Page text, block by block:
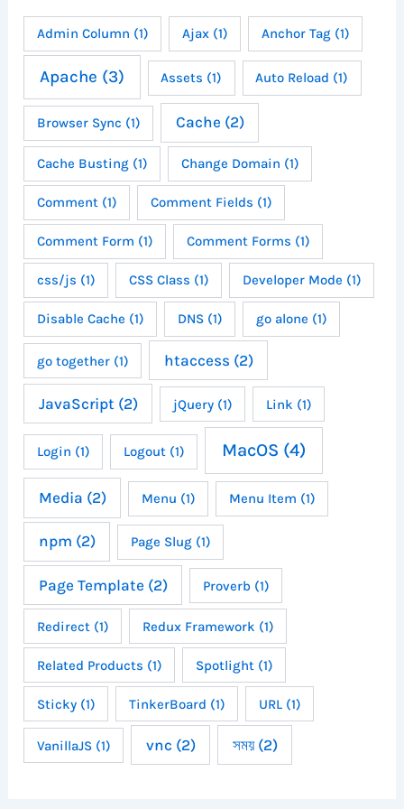
Admin Column (1) Ajax(1) Anchor Tag(1)
Apache (3) Assets (1) Auto Reload (1)
Browser Sync (1) Cache (2)
Cache Busting(1) Change Domain (1)
Comment(1) Comment Fields (1)
Comment Form (1) Comment Forms (1)
css/js (1) CSS Class (1) Developer Mode (1)
Disable Cache (1) DNS(1) go alone (1)
go together(1) htaccess (2)
JavaScript (2) jQuery(1) Link (1)
Login (1) Logout(1) MacOS (4)
Media (2) Menu (1) Menu Item (1)
npm (2) Page Slug(1)
Page Template (2) Proverb(1)
Redirect(1) Redux Framework (1)
Related Products (1) Spotlight(1)
Sticky(1) TinkerBoard (1) URL(1)
VanillaJS(1) vnc (2) সময়(2)